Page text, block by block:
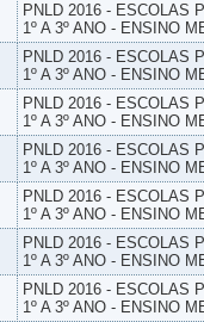
PNLD 2016 - ESCOLAS
1º A 3º ANO - ENSINO
PNLD 2016 - ESCOLAS
1º A 3º ANO - ENSINO
PNLD 2016 - ESCOLAS
1º A 3º ANO - ENSINO
PNLD 2016 - ESCOLAS
1º A 3º ANO - ENSINO
PNLD 2016 - ESCOLAS
1º A 3º ANO - ENSINO
PNLD 2016 - ESCOLAS
1º A 3º ANO - ENSINO
PNLD 2016 - ESCOLAS
1º A 3º ANO - ENSINO